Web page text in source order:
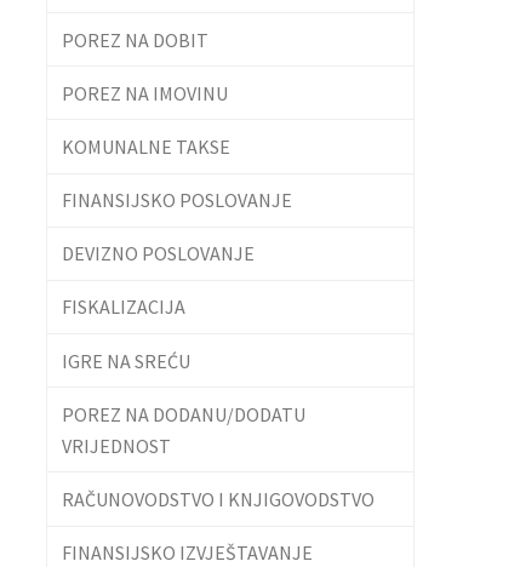
POREZ NA DOBIT
POREZ NA IMOVINU
KOMUNALNE TAKSE
FINANSIJSKO POSLOVANJE
DEVIZNO POSLOVANJE
FISKALIZACIJA
IGRE NA SREĆU
POREZ NA DODANU/DODATU
VRIJEDNOST
RAČUNOVODSTVO I KNJIGOVODSTVO
FINANSIJSKO IZVJEŠTAVANJE